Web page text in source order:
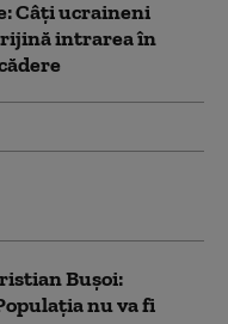
Câți ucraineni
intrarea în
Bușoi:
nu va fi